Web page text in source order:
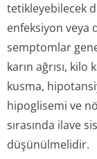
tetikleyebilecek
enfeksiyon veya
semptomlar
karın ağrısı, kilo
kusma,
hipoglisemi ve
sırasında ilave
düşünülmelidir.